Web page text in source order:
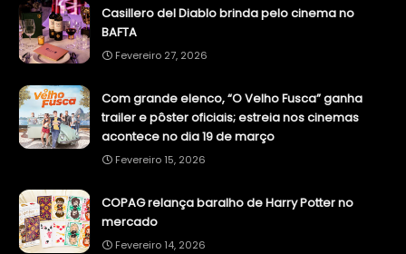
Casillero del Diablo brinda pelo cinema no
BAFTA
Fevereiro 27, 2026
Com grande elenco, “O Velho Fusca” ganha
trailer e pôster oficiais; estreia nos cinemas
acontece no dia 19 de março
Fevereiro 15, 2026
COPAG relança baralho de Harry Potter no
mercado
Fevereiro 14, 2026